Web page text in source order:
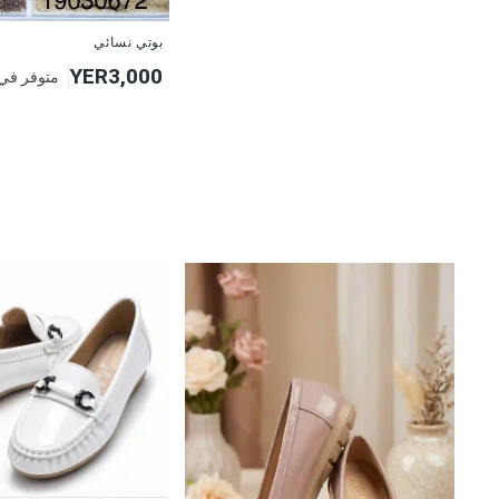
بوتي نسائي
YER3,000 متوفر